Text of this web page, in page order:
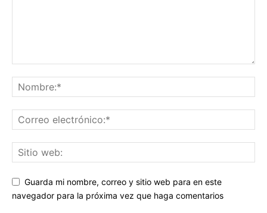
Guarda mi nombre, correo y sitio web para en este
navegador para la próxima vez que haga comentarios